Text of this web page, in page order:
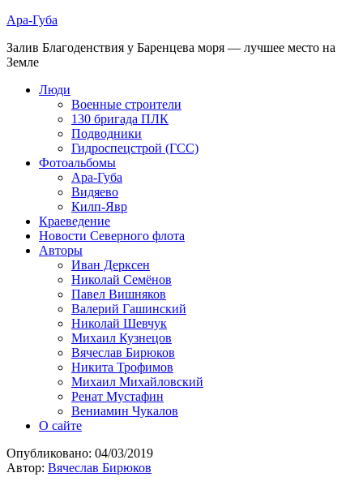
Ара-Губа
Залив Благоденствия у Баренцева моря — лучшее место на
Земле
Люди
Военные строители
130 бригада ПЛК
Подводники
Гидроспецстрой (ГСС)
Фотоальбомы
Ара-Губа
Видяево
Килп-Явр
Краеведение
Новости Северного флота
Авторы
Иван Дерксен
Николай Семёнов
Павел Вишняков
Валерий Гашинский
Николай Шевчук
Михаил Кузнецов
Вячеслав Бирюков
Никита Трофимов
Михаил Михайловский
Ренат Мустафин
Вениамин Чукалов
О сайте
Опубликовано: 04/03/2019
Автор: Вячеслав Бирюков